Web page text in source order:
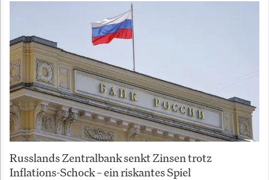
Russlands Zentralbank senkt Zinsen trotz
Inflations-Schock – ein riskantes Spiel